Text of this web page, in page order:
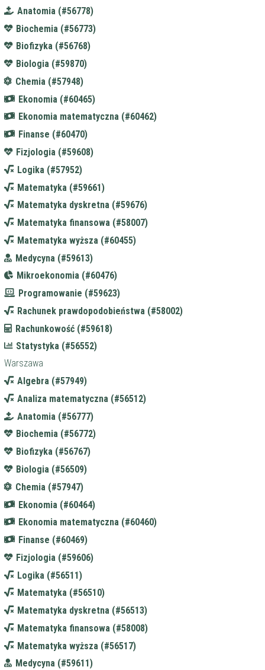
Anatomia (#56778)
Biochemia (#56773)
Biofizyka (#56768)
Biologia (#59870)
Chemia (#57948)
Ekonomia (#60465)
Ekonomia matematyczna (#60462)
Finanse (#60470)
Fizjologia (#59608)
Logika (#57952)
Matematyka (#59661)
Matematyka dyskretna (#59676)
Matematyka finansowa (#58007)
Matematyka wyższa (#60455)
Medycyna (#59613)
Mikroekonomia (#60476)
Programowanie (#59623)
Rachunek prawdopodobieństwa (#58002)
Rachunkowość (#59618)
Statystyka (#56552)
Warszawa
Algebra (#57949)
Analiza matematyczna (#56512)
Anatomia (#56777)
Biochemia (#56772)
Biofizyka (#56767)
Biologia (#56509)
Chemia (#57947)
Ekonomia (#60464)
Ekonomia matematyczna (#60460)
Finanse (#60469)
Fizjologia (#59606)
Logika (#56511)
Matematyka (#56510)
Matematyka dyskretna (#56513)
Matematyka finansowa (#58008)
Matematyka wyższa (#56517)
Medycyna (#59611)